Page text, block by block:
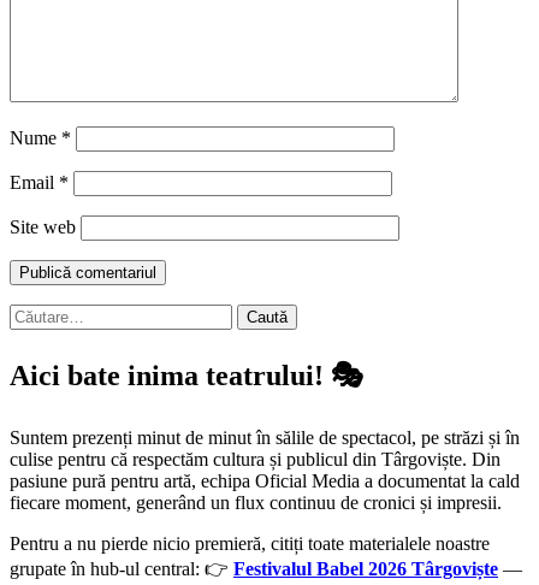
Nume *
Email *
Site web
Caută
după:
Aici bate inima teatrului! 🎭
Suntem prezenți minut de minut în sălile de spectacol, pe străzi și în
culise pentru că respectăm cultura și publicul din Târgoviște. Din
pasiune pură pentru artă, echipa Oficial Media a documentat la cald
fiecare moment, generând un flux continuu de cronici și impresii.
Pentru a nu pierde nicio premieră, citiți toate materialele noastre
grupate în hub-ul central: 👉 Festivalul Babel 2026 Târgoviște —